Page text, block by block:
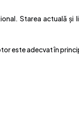
Starea actuală și
este adecvat în